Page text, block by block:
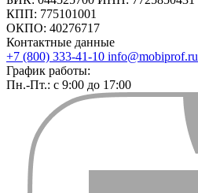
КПП: 775101001
ОКПО: 40276717
Контактные данные
+7 (800) 333-41-10 info@mobiprof.ru
График работы:
Пн.-Пт.: с 9:00 до 17:00